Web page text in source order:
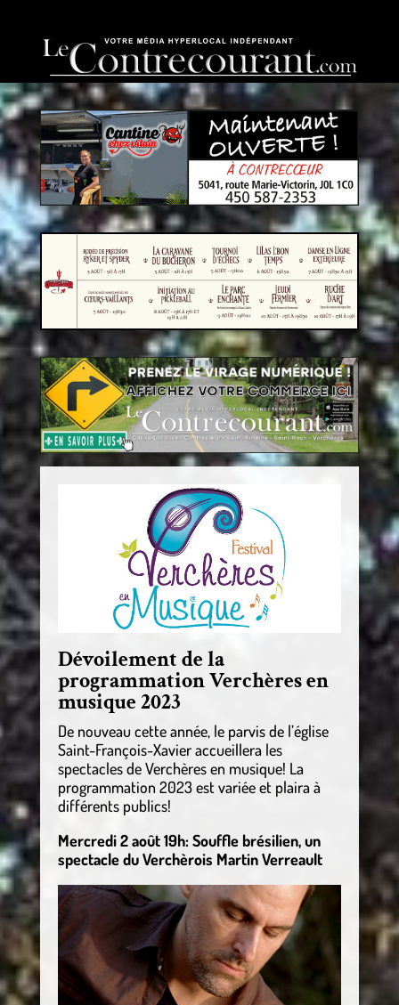
Dévoilement de la
programmation Verchères en
musique 2023
De nouveau cette année, le parvis de l’église
Saint-François-Xavier accueillera les
spectacles de Verchères en musique! La
programmation 2023 est variée et plaira à
différents publics!
Mercredi 2 août 19h: Souffle brésilien, un
spectacle du Verchèrois Martin Verreault